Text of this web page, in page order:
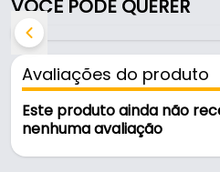
Fabricado em Aço Inox, é
uso diário.
Características:
- Marca: Hastvel
VOCÊ PODE QUERER
Avaliações do produto
Este produto ainda não
nenhuma avaliação